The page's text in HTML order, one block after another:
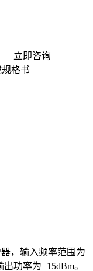
立即咨询
格书
，输入频率范围为
功率为+15dBm。